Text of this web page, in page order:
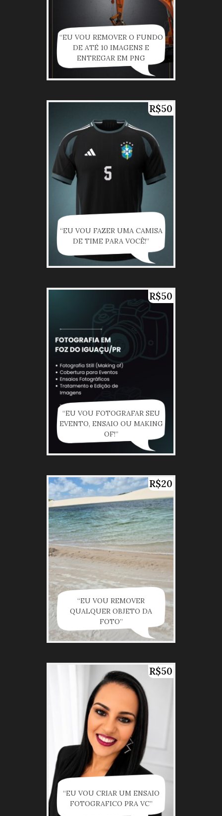
“EU VOU REMOVER O FUNDO
DE ATÉ 10 IMAGENS E
ENTREGAR EM PNG
PROFISSIONAL”
R$50
“EU VOU FAZER UMA CAMISA
DE TIME PARA VOCÊ!”
R$50
“EU VOU FOTOGRAFAR SEU
EVENTO, ENSAIO OU MAKING
OF!”
R$20
“EU VOU REMOVER
QUALQUER OBJETO DA
FOTO”
R$50
“EU VOU CRIAR UM ENSAIO
FOTOGRAFICO PRA VC”